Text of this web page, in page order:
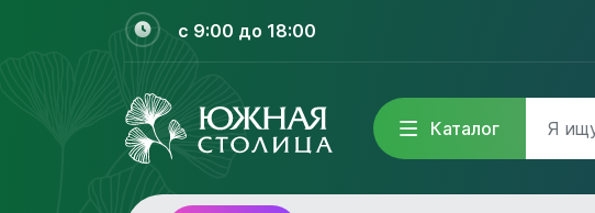
с 9:00 до 18:00
Каталог